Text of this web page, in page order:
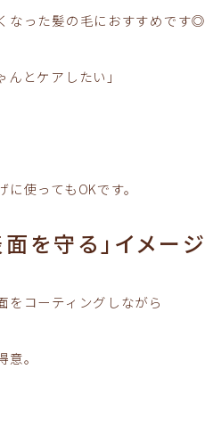
なった髪の毛におすすめです◎
んとケアしたい」
使ってもOKです。
を守る」イメージ
をコーティングしながら
。